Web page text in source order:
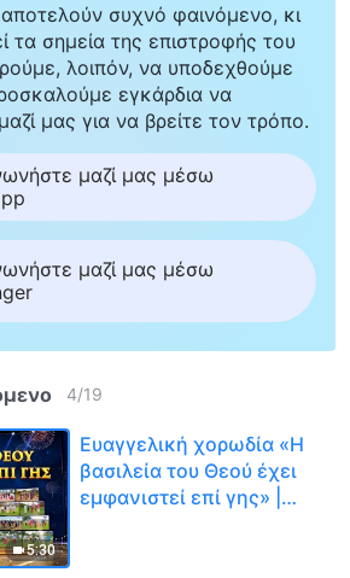
συχνό φαινόμενο, κι
τα σημεία της επιστροφής του
λοιπόν, να υποδεχθούμε
εγκάρδια να
μας για να βρείτε τον τρόπο.
μαζί μας μέσω
μαζί μας μέσω
4/19
5:30
Ευαγγελική χορωδία «Η
βασιλεία του Θεού έχει
εμφανιστεί επί γης» |